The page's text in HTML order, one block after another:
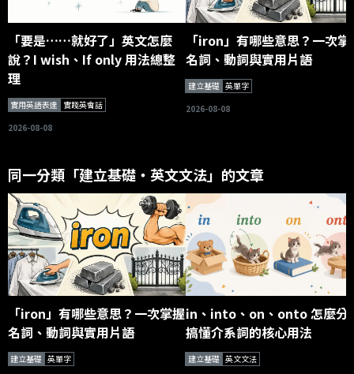
「要是……就好了」英文怎麼
說？I wish、If only 用法總整
理
實用英語表達 實踐英會話
2026-08-08
「iron」有哪些意思？一次掌
名詞、動詞與實用片語
建立基礎 英單字
2026-08-08
同一分類「建立基礎・英文文法」的文章
「iron」有哪些意思？一次掌握
名詞、動詞與實用片語
建立基礎 英單字
in、into、on、onto 怎麼分
搞懂介系詞的核心用法
建立基礎 英文文法